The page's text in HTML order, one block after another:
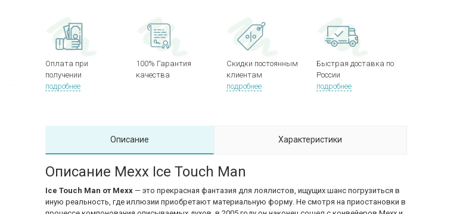
Оплата при
получении
подробнее
100% Гарантия
качества
Скидки постоянным
клиентам
подробнее
Быстрая доставка по
России
подробнее
Описание Характеристики
Описание Mexx Ice Touch Man
Ice Touch Man от Mexx — это прекрасная фантазия для лоялистов, ищущих шанс погрузиться в
иную реальность, где иллюзии приобретают материальную форму. Не смотря на приостановки в